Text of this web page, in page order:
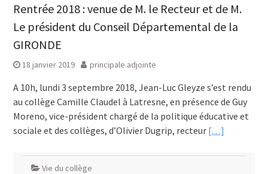
Rentrée 2018 : venue de M. le Recteur et de M.
Le président du Conseil Départemental de la
GIRONDE
18 janvier 2019 principale.adjointe
A 10h, lundi 3 septembre 2018, Jean-Luc Gleyze s’est rendu
au collège Camille Claudel à Latresne, en présence de Guy
Moreno, vice-président chargé de la politique éducative et
sociale et des collèges, d’Olivier Dugrip, recteur […]
Vie du collège